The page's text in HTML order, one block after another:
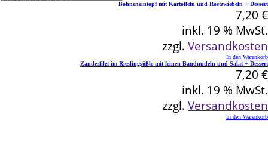
Bohneneintopf mit Kartoffeln und Röstzwiebeln + Dessert
7,20 €
inkl. 19 % MwSt.
zzgl. Versandkosten
In den Warenkorb
Zanderfilet im Rieslingsößle mit feinen Bandnudeln und Salat + Dessert
7,20 €
inkl. 19 % MwSt.
zzgl. Versandkosten
In den Warenkorb